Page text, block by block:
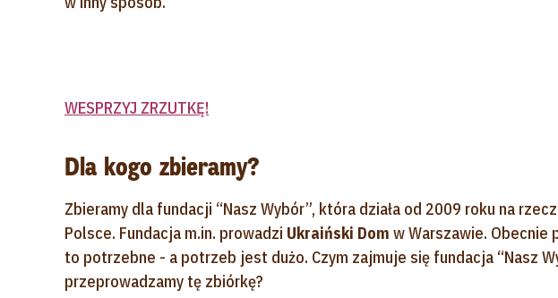
WESPRZYJ ZRZUTKĘ!
Dla kogo zbieramy?
Zbieramy dla fundacji “Nasz Wybór”, która działa od 2009 roku na
Polsce. Fundacja m.in. prowadzi Ukraiński Dom w Warszawie. Obecnie
to potrzebne - a potrzeb jest dużo. Czym zajmuje się fundacja “Nasz
przeprowadzamy tę zbiórkę?